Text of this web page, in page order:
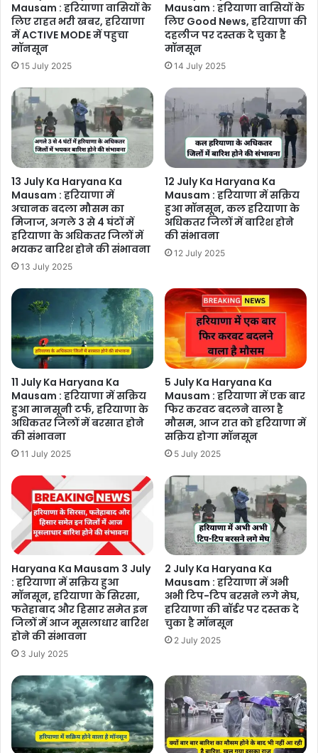
Mausam : हरियाणा वासियों के
लिए राहत भरी खबर, हरियाणा
में ACTIVE MODE में पहुचा
मॉनसून
15 July 2025
Mausam : हरियाणा वासियों के
लिए Good News, हरियाणा की
दहलीज पर दस्तक दे चुका है
मॉनसून
14 July 2025
13 July Ka Haryana Ka
Mausam : हरियाणा में
अचानक बदला मौसम का
मिजाज, अगले 3 से 4 घंटों में
हरियाणा के अधिकतर जिलों में
भयकर बारिश होने की संभावना
13 July 2025
12 July Ka Haryana Ka
Mausam : हरियाणा में सक्रिय
हुआ मॉनसून, कल हरियाणा के
अधिकतर जिलों में बारिश होने
की संभावना
12 July 2025
11 July Ka Haryana Ka
Mausam : हरियाणा में सक्रिय
हुआ मानसूनी टर्फ, हरियाणा के
अधिकतर जिलों में बरसात होने
की संभावना
11 July 2025
5 July Ka Haryana Ka
Mausam : हरियाणा में एक बार
फिर करवट बदलने वाला है
मौसम, आज रात को हरियाणा में
सक्रिय होगा मॉनसून
5 July 2025
Haryana Ka Mausam 3 July
: हरियाणा में सक्रिय हुआ
मॉनसून, हरियाणा के सिरसा,
फतेहाबाद और हिसार समेत इन
जिलों में आज मूसलाधार बारिश
होने की संभावना
3 July 2025
2 July Ka Haryana Ka
Mausam : हरियाणा में अभी
अभी टिप-टिप बरसने लगे मेघ,
हरियाणा की बॉर्डर पर दस्तक दे
चुका है मॉनसून
2 July 2025